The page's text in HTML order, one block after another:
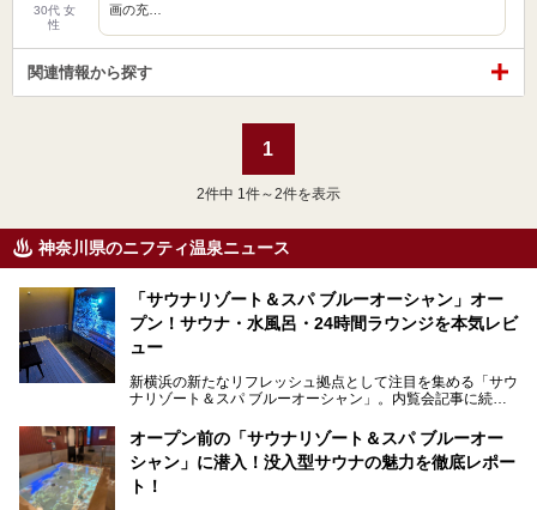
30代 女
性
画の充…
関連情報から探す
1
2件中 1件～2件を表示
神奈川県のニフティ温泉ニュース
「サウナリゾート＆スパ ブルーオーシャン」オー
プン！サウナ・水風呂・24時間ラウンジを本気レビ
ュー
新横浜の新たなリフレッシュ拠点として注目を集める「サウ
ナリゾート＆スパ ブルーオーシャン」。内覧会記事に続
す。サウナや水風呂の気持ちよさはもちろん、リラックスス
ペースの過ごしやすさまで徹底チェック。新横浜エリアで日
常の疲れをリセットしたい人、ライブやスポーツ観戦遠征組
は必見です。
オープン前の「サウナリゾート＆スパ ブルーオー
シャン」に潜入！没入型サウナの魅力を徹底レポー
ト！